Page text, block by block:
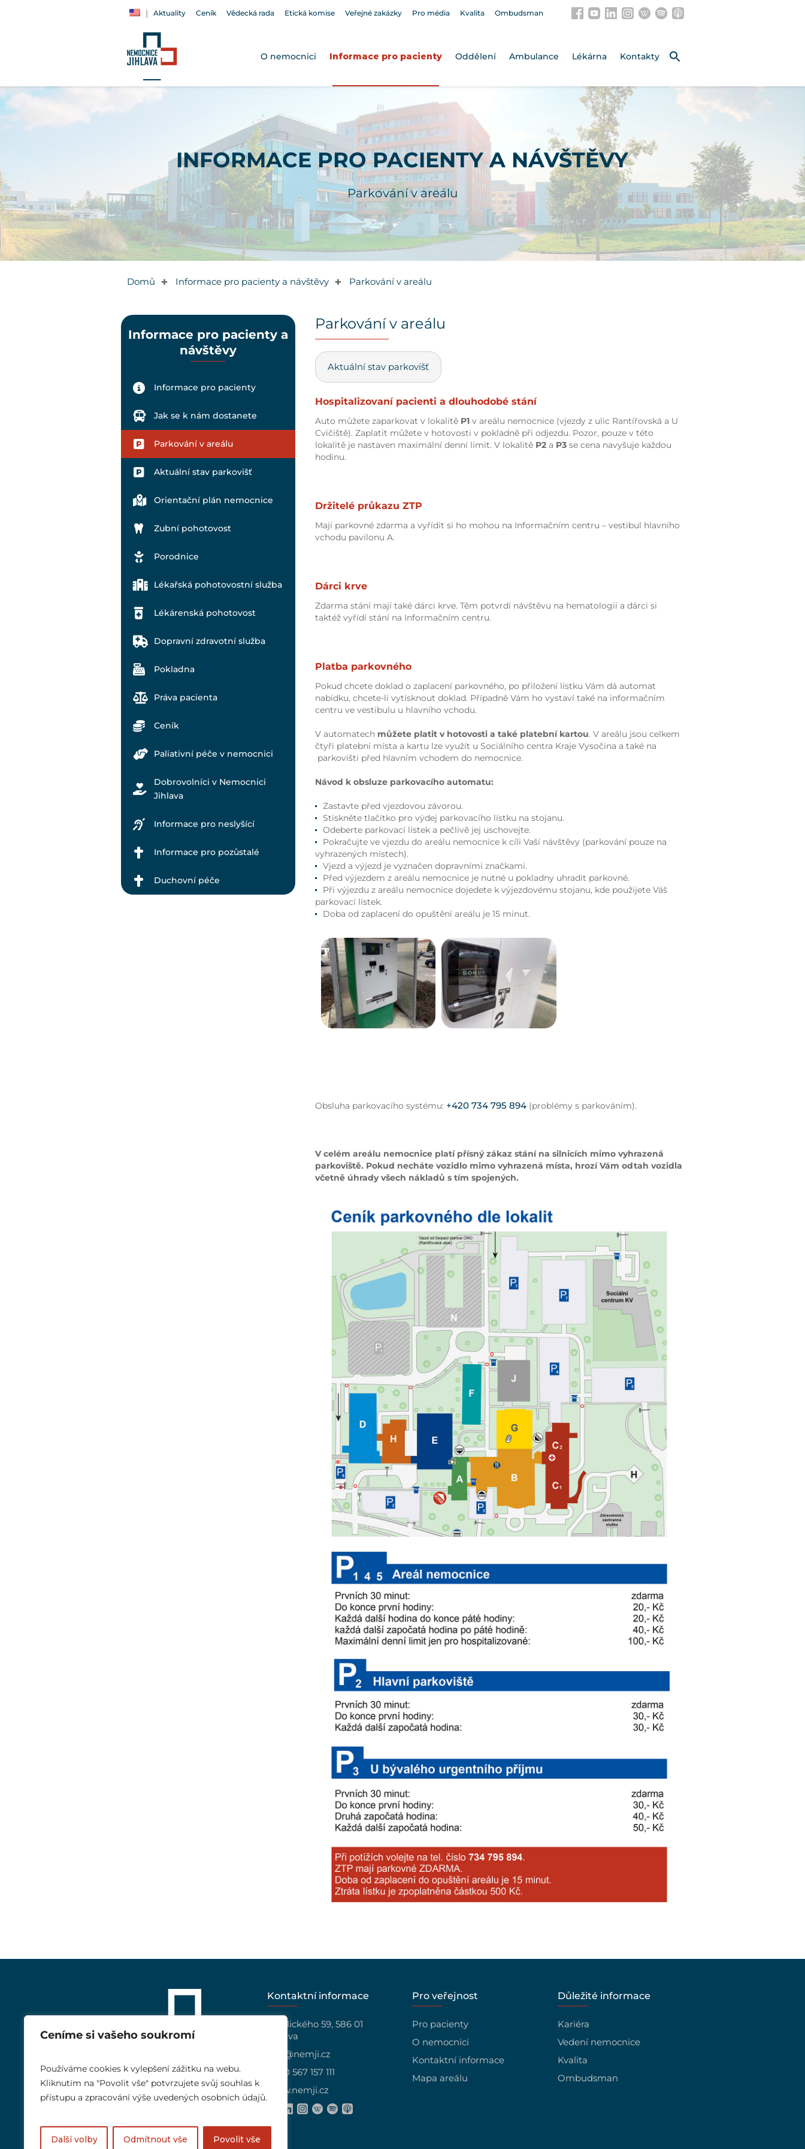
Ceníme si vašeho soukromí
Používáme cookies k vylepšení zážitku na webu.
Kliknutím na "Povolit vše" potvrzujete svůj souhlas k
přístupu a zpracování výše uvedených osobních údajů.
Další volby Odmítnout vše Povolit vše
Aktuality Ceník Vědecká rada Etická komise Veřejné zakázky Pro média Kvalita Ombudsman
O nemocnici Informace pro pacienty Oddělení Ambulance Lékárna Kontakty
INFORMACE PRO PACIENTY A NÁVŠTĚVY
Parkování v areálu
Domů ✚ Informace pro pacienty a návštěvy ✚ Parkování v areálu
Informace pro pacienty a
návštěvy
Informace pro pacienty
Jak se k nám dostanete
Parkování v areálu
Aktuální stav parkovišť
Orientační plán nemocnice
Zubní pohotovost
Porodnice
Lékařská pohotovostní služba
Lékárenská pohotovost
Dopravní zdravotní služba
Pokladna
Práva pacienta
Ceník
Paliativní péče v nemocnici
Dobrovolníci v Nemocnici
Jihlava
Informace pro neslyšící
Informace pro pozůstalé
Duchovní péče
Parkování v areálu
Aktuální stav parkovišť
Hospitalizovaní pacienti a dlouhodobé stání
Auto můžete zaparkovat v lokalitěP1v areálu nemocnice (vjezdy z ulic Rantířovská a U
Cvičiště). Zaplatit můžete v hotovosti v pokladně při odjezdu. Pozor, pouze v této
lokalitě je nastaven maximální denní limit. V lokalitě P2a P3se cena navyšuje každou
hodinu.
Držitelé průkazu ZTP
Mají parkovné zdarma a vyřídit si ho mohou na Informačním centru – vestibul hlavního
vchodu pavilonu A.
Dárci krve
Zdarma stání mají také dárci krve. Těm potvrdí návštěvu na hematologii a dárci si
taktéž vyřídí stání na Informačním centru.
Platba parkovného
Pokud chcete doklad o zaplacení parkovného, po přiložení lístku Vám dá automat
nabídku, chcete-li vytisknout doklad. Případně Vám ho vystaví také na informačním
centru ve vestibulu u hlavního vchodu.
V automatech můžete platit v hotovosti a také platební kartou. V areálu jsou celkem
čtyři platební místa a kartu lze využít u Sociálního centra Kraje Vysočina a také na
parkovišti před hlavním vchodem do nemocnice.
Návod k obsluze parkovacího automatu:
Zastavte před vjezdovou závorou.
Stiskněte tlačítko pro výdej parkovacího lístku na stojanu.
Odeberte parkovací lístek a pečlivě jej uschovejte.
Pokračujte ve vjezdu do areálu nemocnice k cíli Vaší návštěvy (parkování pouze na
vyhrazených místech).
Vjezd a výjezd je vyznačen dopravními značkami.
Před výjezdem z areálu nemocnice je nutné u pokladny uhradit parkovné.
Při výjezdu z areálu nemocnice dojedete k výjezdovému stojanu, kde použijete Váš
parkovací lístek.
Doba od zaplacení do opuštění areálu je 15 minut.
Obsluha parkovacího systému: +420 734 795 894(problémy s parkováním).
V celém areálu nemocnice platí přísný zákaz stání na silnicích mimo vyhrazená
parkoviště. Pokud necháte vozidlo mimo vyhrazená místa, hrozí Vám odtah vozidla
včetně úhrady všech nákladů s tím spojených.
Kontaktní informace
Vrchlického 59, 586 01
Jihlava
info@nemji.cz
+420 567 157 111
www.nemji.cz
Pro veřejnost
Pro pacienty
O nemocnici
Kontaktní informace
Mapa areálu
Důležité informace
Kariéra
Vedení nemocnice
Kvalita
Ombudsman